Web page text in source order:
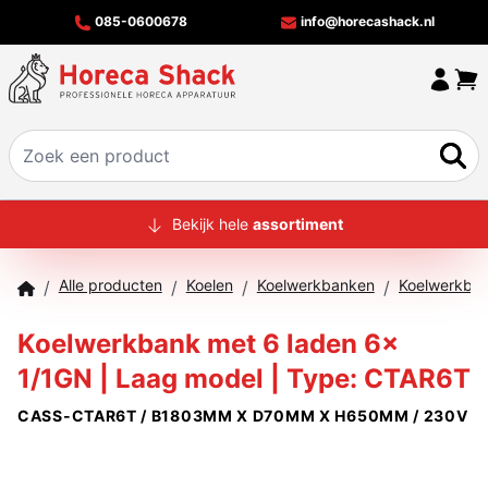
085-0600678 info@horecashack.nl
HOME
OVER ONS
MERKEN
OFFERTECHECKER
CONTACT
Bekijk hele assortiment
/ Alle producten / Koelen / Koelwerkbanken /
Koelwerkbank met 6 laden 6x
1/1GN | Laag model | Type: CTAR6T
CASS-CTAR6T / B1803MM X D70MM X H650MM / 230V